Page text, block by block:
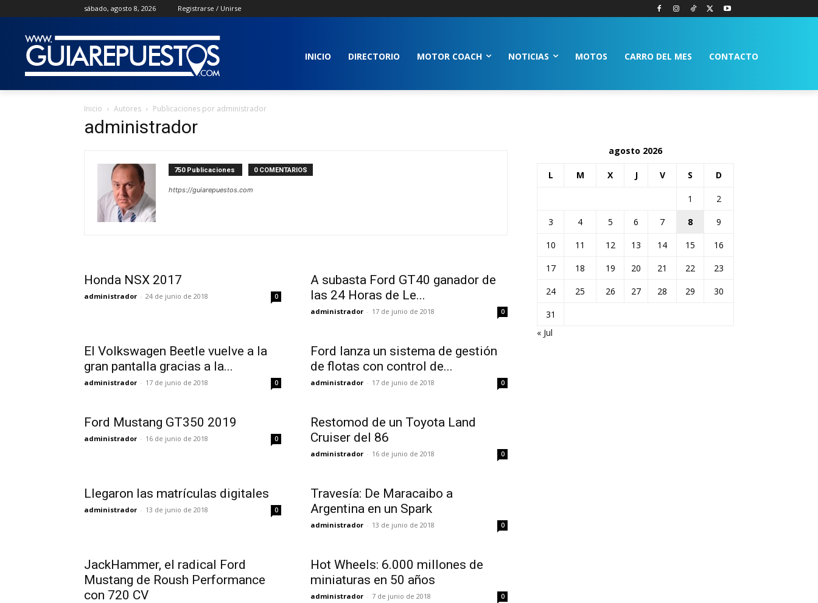
sábado, agosto 8, 2026 Registrarse / Unirse
INICIO DIRECTORIO MOTOR COACH NOTICIAS MOTOS CARRO DEL MES CONTACTO
Inicio Autores Publicaciones por administrador
administrador
750 Publicaciones 0 COMENTARIOS
https://guiarepuestos.com
Honda NSX 2017
administrador - 24 de junio de 2018 0
A subasta Ford GT40 ganador de
las 24 Horas de Le...
administrador - 17 de junio de 2018 0
El Volkswagen Beetle vuelve a la
gran pantalla gracias a la...
administrador - 17 de junio de 2018 0
Ford lanza un sistema de gestión
de flotas con control de...
administrador - 17 de junio de 2018 0
Ford Mustang GT350 2019
administrador - 16 de junio de 2018 0
Restomod de un Toyota Land
Cruiser del 86
administrador - 16 de junio de 2018 0
Llegaron las matrículas digitales
administrador - 13 de junio de 2018 0
Travesía: De Maracaibo a
Argentina en un Spark
administrador - 13 de junio de 2018 0
JackHammer, el radical Ford
Mustang de Roush Performance
con 720 CV
Hot Wheels: 6.000 millones de
miniaturas en 50 años
administrador - 7 de junio de 2018 0
agosto 2026
L M X J V S D
1
2
3
4 5 6 7 8
9
10
11 12 13 14 15
16
17
18 19 20 21 22
23
24
25 26 27 28 29
30
31
« Jul